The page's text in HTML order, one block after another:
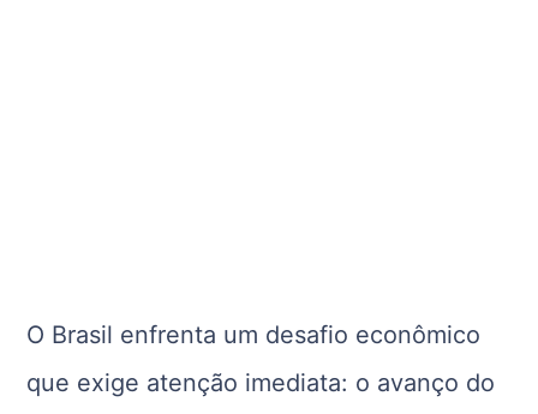
O Brasil enfrenta um desafio econômico
que exige atenção imediata: o avanço do